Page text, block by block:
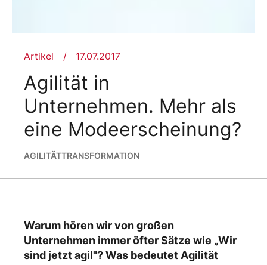
Artikel 17.07.2017
Agilität in
Unternehmen. Mehr als
eine Modeerscheinung?
AGILITÄTTRANSFORMATION
Warum hören wir von großen
Unternehmen immer öfter Sätze wie „Wir
sind jetzt agil"? Was bedeutet Agilität